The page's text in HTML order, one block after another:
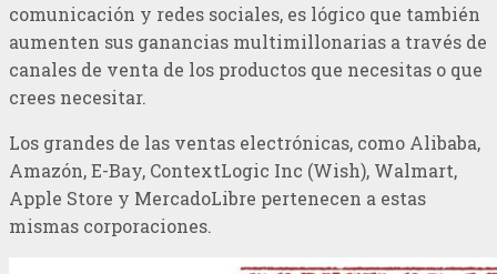
comunicación y redes sociales, es lógico que también
aumenten sus ganancias multimillonarias a través de
canales de venta de los productos que necesitas o que
crees necesitar.
Los grandes de las ventas electrónicas, como Alibaba,
Amazón, E-Bay, ContextLogic Inc (Wish), Walmart,
Apple Store y MercadoLibre pertenecen a estas
mismas corporaciones.